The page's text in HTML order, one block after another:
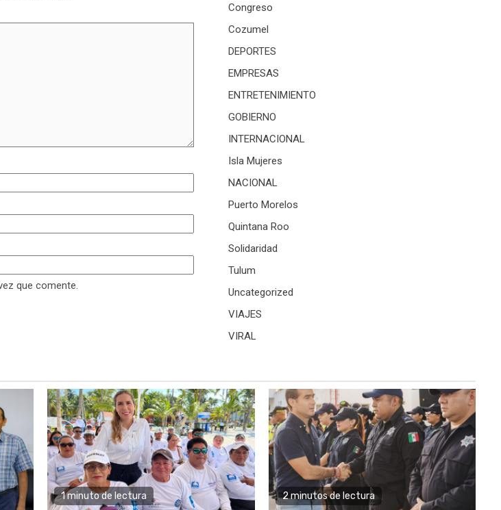
que comente.
Congreso
Cozumel
DEPORTES
EMPRESAS
ENTRETENIMIENTO
GOBIERNO
INTERNACIONAL
Isla Mujeres
NACIONAL
Puerto Morelos
Quintana Roo
Solidaridad
Tulum
Uncategorized
VIAJES
VIRAL
1 minuto de lectura 2 minutos de lectura